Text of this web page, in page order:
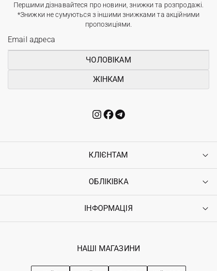
Першими дізнавайтеся про новини, знижки та розпродажі.
*Знижки не сумуються з іншими знижками та акційними
пропозиціями.
ЧОЛОВІКАМ
ЖІНКАМ
КЛІЄНТАМ
Контакти
Повернення
Гарантія
ОБЛІКІВКА
Увійти
Ostriv Club+
ІНФОРМАЦІЯ
Наші магазини
Рекомендації з догляду
НАШІ МАГАЗИНИ